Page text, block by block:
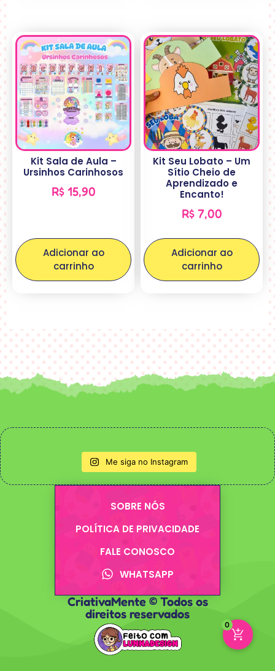
Kit Sala de Aula –
Ursinhos Carinhosos
R$15,90
Adicionar ao
carrinho
Kit Seu Lobato – Um
Sítio Cheio de
Aprendizado e
Encanto!
R$7,00
Adicionar ao
carrinho
Me siga no Instagram
SOBRE NÓS
POLÍTICA DE PRIVACIDADE
FALE CONOSCO
WHATSAPP
CriativaMente © Todos os
direitos reservados
0